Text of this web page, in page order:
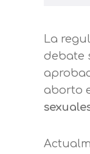
La
debate
aborto